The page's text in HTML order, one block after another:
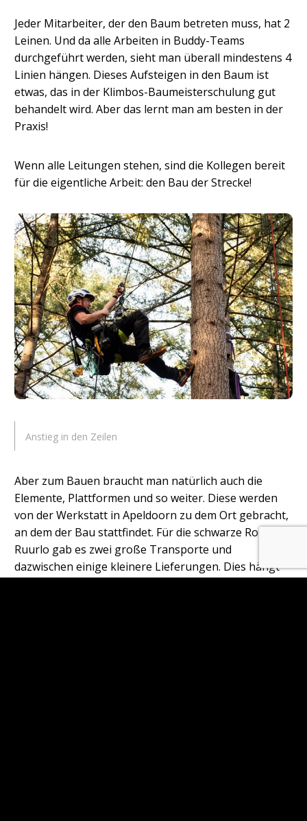
Jeder Mitarbeiter, der den Baum betreten muss, hat 2
Leinen. Und da alle Arbeiten in Buddy-Teams
durchgeführt werden, sieht man überall mindestens 4
Linien hängen. Dieses Aufsteigen in den Baum ist
etwas, das in der Klimbos-Baumeisterschulung gut
behandelt wird. Aber das lernt man am besten in der
Praxis!
Wenn alle Leitungen stehen, sind die Kollegen bereit
für die eigentliche Arbeit: den Bau der Strecke!
Anstieg in den Zeilen
Aber zum Bauen braucht man natürlich auch die
Elemente, Plattformen und so weiter. Diese werden
von der Werkstatt in Apeldoorn zu dem Ort gebracht,
an dem der Bau stattfindet. Für die schwarze Route in
Ruurlo gab es zwei große Transporte und
dazwischen einige kleinere Lieferungen. Dies hängt